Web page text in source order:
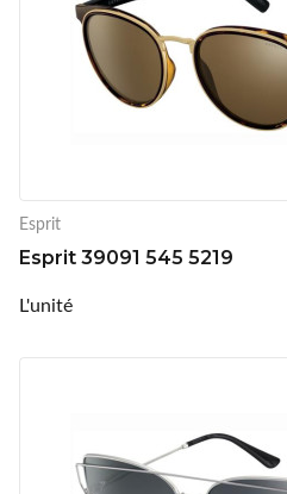
Esprit
Esprit 39091 545 5219
L'unité